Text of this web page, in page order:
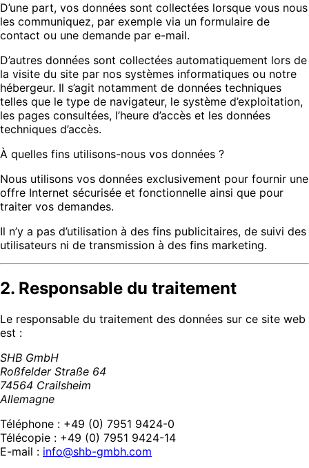
D’une part, vos données sont collectées lorsque vous nous
les communiquez, par exemple via un formulaire de
contact ou une demande par e-mail.
D’autres données sont collectées automatiquement lors de
la visite du site par nos systèmes informatiques ou notre
hébergeur. Il s’agit notamment de données techniques
telles que le type de navigateur, le système d’exploitation,
les pages consultées, l’heure d’accès et les données
techniques d’accès.
À quelles fins utilisons-nous vos données ?
Nous utilisons vos données exclusivement pour fournir une
offre Internet sécurisée et fonctionnelle ainsi que pour
traiter vos demandes.
Il n’y a pas d’utilisation à des fins publicitaires, de suivi des
utilisateurs ni de transmission à des fins marketing.
2. Responsable du traitement
Le responsable du traitement des données sur ce site web
est :
SHB GmbH
Roßfelder Straße 64
74564 Crailsheim
Allemagne
Téléphone : +49 (0) 7951 9424-0
Télécopie : +49 (0) 7951 9424-14
E-mail : info@shb-gmbh.com